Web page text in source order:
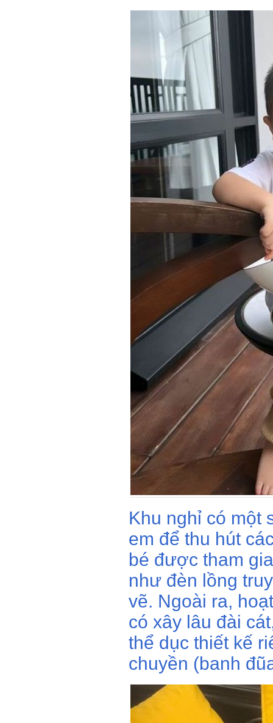
Khu nghỉ có một
em để thu hút
bé được tham
như đèn lồng
vẽ. Ngoài ra,
có xây lâu đài
thể dục thiết kế
chuyền (banh